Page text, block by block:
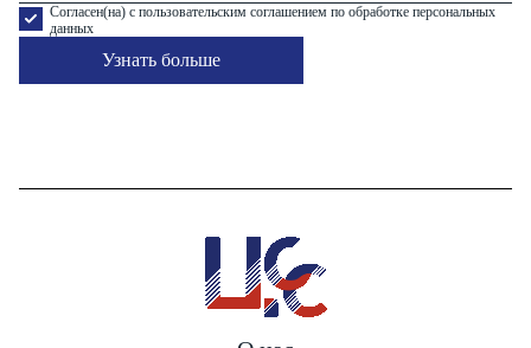
Согласен(на) с пользовательским соглашением по обработке персональных
данных
Узнать больше